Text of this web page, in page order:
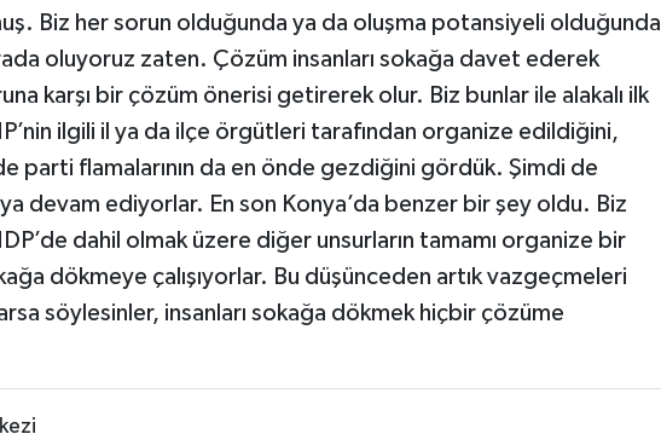
Biz her sorun olduğunda ya da oluşma potansiyeli olduğunda
oluyoruz zaten. Çözüm insanları sokağa davet ederek
karşı bir çözüm önerisi getirerek olur. Biz bunlar ile alakalı ilk
ilgili il ya da ilçe örgütleri tarafından organize edildiğini,
parti flamalarının da en önde gezdiğini gördük. Şimdi de
devam ediyorlar. En son Konya’da benzer bir şey oldu. Biz
dahil olmak üzere diğer unsurların tamamı organize bir
dökmeye çalışıyorlar. Bu düşünceden artık vazgeçmeleri
söylesinler, insanları sokağa dökmek hiçbir çözüme